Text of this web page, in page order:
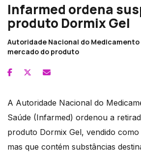
Infarmed ordena
produto Dormix Gel
Autoridade Nacional do
mercado do produto
A Autoridade Nacional do
Saúde (Infarmed) ordenou a
produto Dormix Gel, vendido
mas que contém substâncias